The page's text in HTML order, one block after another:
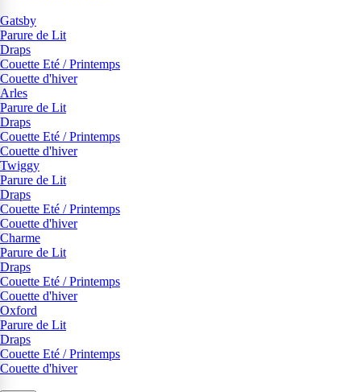
Gatsby
Parure de Lit
Draps
Couette Eté / Printemps
Couette d'hiver
Arles
Parure de Lit
Draps
Couette Eté / Printemps
Couette d'hiver
Twiggy
Parure de Lit
Draps
Couette Eté / Printemps
Couette d'hiver
Charme
Parure de Lit
Draps
Couette Eté / Printemps
Couette d'hiver
Oxford
Parure de Lit
Draps
Couette Eté / Printemps
Couette d'hiver